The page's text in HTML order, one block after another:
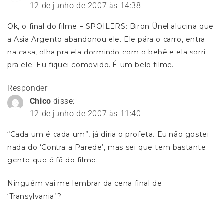
12 de junho de 2007 às 14:38
Ok, o final do filme – SPOILERS: Biron Ünel alucina que
a Asia Argento abandonou ele. Ele pára o carro, entra
na casa, olha pra ela dormindo com o bebê e ela sorri
pra ele. Eu fiquei comovido. É um belo filme.
Responder
Chico disse:
12 de junho de 2007 às 11:40
“Cada um é cada um”, já diria o profeta. Eu não gostei
nada do ‘Contra a Parede’, mas sei que tem bastante
gente que é fã do filme.
Ninguém vai me lembrar da cena final de
‘Transylvania”?